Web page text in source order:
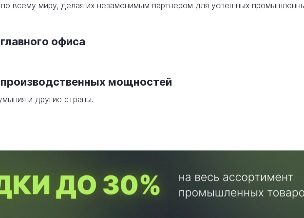
всему миру, делая их незаменимым партнером для успешных
офиса
мощностей
и другие страны.